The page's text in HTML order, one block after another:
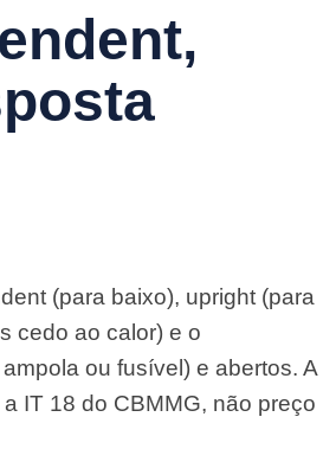
(para baixo), upright (para
cedo ao calor) e o
ou fusível) e abertos. A
IT 18 do CBMMG, não preço